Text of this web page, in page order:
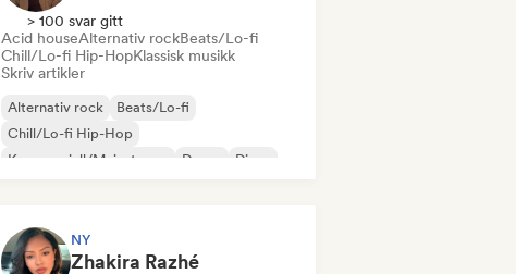
> 100 svar gitt
Acid houseAlternativ rockBeats/Lo-fi
Chill/Lo-fi Hip-HopKlassisk musikk
Skriv artikler
Alternativ rock
Beats/Lo-fi
Chill/Lo-fi Hip-Hop
Kommersiell/Mainstream
Dance
Disco
NY
Zhakira Razhé